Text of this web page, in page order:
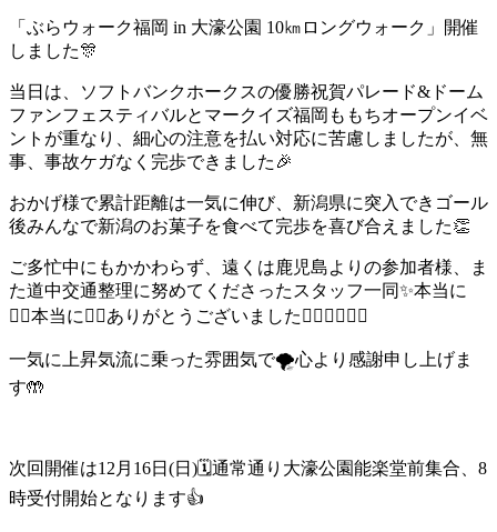
「ぶらウォーク福岡 in 大濠公園 10㎞ロングウォーク」開催
しました🎊
当日は、ソフトバンクホークスの優勝祝賀パレード&ドーム
ファンフェスティバルとマークイズ福岡ももちオープンイベ
ントが重なり、細心の注意を払い対応に苦慮しましたが、無
事、事故ケガなく完歩できました 🎉
おかげ様で累計距離は一気に伸び、新潟県に突入できゴール
後みんなで新潟のお菓子を食べて完歩を喜び合えました👏
ご多忙中にもかかわらず、遠くは鹿児島よりの参加者様、ま
た道中交通整理に努めてくださったスタッフ一同✨本当に
🙇‍♂️本当に 🙇‍♂️ありがとうございました 🙇‍♂️ 🙇‍♂️ 🙇‍♂️
一気に上昇気流に乗った雰囲気で🌪心より感謝申し上げま
す🤲
次回開催は12月16日(日)🗓通常通り大濠公園能楽堂前集合、8
時受付開始となります👍